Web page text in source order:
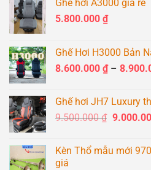
Ghế hơi A3000 giá rẻ
5.800.000 ₫
Ghế Hơi H3000 Bản
8.600.000 ₫ –
Ghế hơi JH7 Luxury
9.500.000₫ Giá
Kèn Thổ mẫu mới
giá